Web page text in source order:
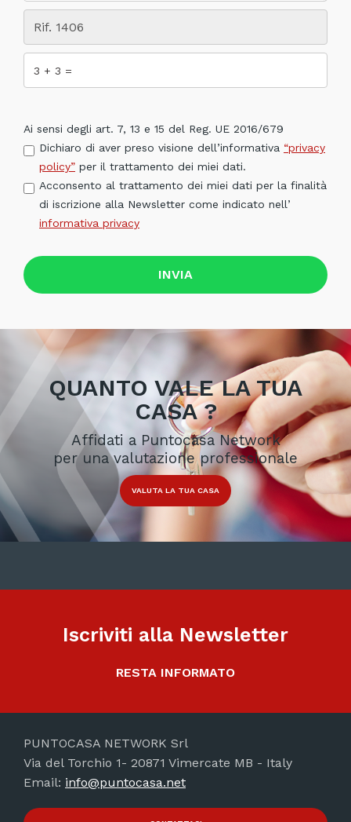
Ai sensi degli art. 7, 13 e 15 del Reg. UE 2016/679
Dichiaro di aver preso visione dell’informativa “privacy
policy” per il trattamento dei miei dati.
Acconsento al trattamento dei miei dati per la finalità
di iscrizione alla Newsletter come indicato nell’
informativa privacy
INVIA
QUANTO VALE LA TUA
CASA ?
Affidati a Puntocasa Network
per una valutazione professionale
VALUTA LA TUA CASA
Iscriviti alla Newsletter
RESTA INFORMATO
PUNTOCASA NETWORK Srl
Via del Torchio 1- 20871 Vimercate MB - Italy
Email: info@puntocasa.net